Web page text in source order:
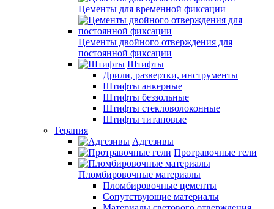
Цементы для временной фиксации
Цементы двойного отверждения для
постоянной фиксации
Штифты
Дрили, развертки, инструменты
Штифты анкерные
Штифты беззольные
Штифты стекловолоконные
Штифты титановые
Терапия
Адгезивы
Протравочные гели
Пломбировочные материалы
Пломбировочные цементы
Сопутствующие материалы